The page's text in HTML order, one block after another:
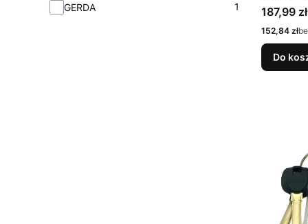
GERDA 1
Cena
187,99 zł
Cena netto
152,84 zł
Do